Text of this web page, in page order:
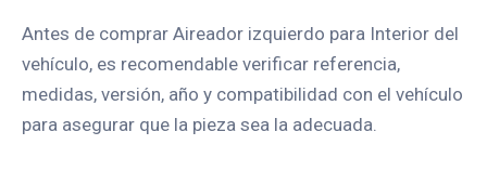
Antes de comprar Aireador izquierdo para Interior del
vehículo, es recomendable verificar referencia,
medidas, versión, año y compatibilidad con el vehículo
para asegurar que la pieza sea la adecuada.